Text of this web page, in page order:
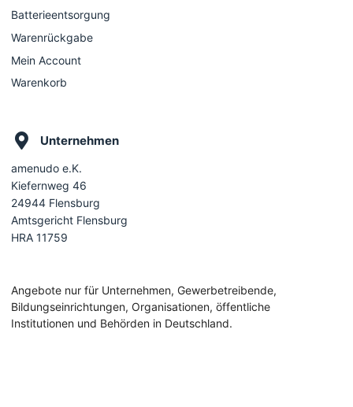
Batterieentsorgung
Warenrückgabe
Mein Account
Warenkorb
Unternehmen
amenudo e.K.
Kiefernweg 46
24944 Flensburg
Amtsgericht Flensburg
HRA 11759
Angebote nur für Unternehmen, Gewerbetreibende,
Bildungseinrichtungen, Organisationen, öffentliche
Institutionen und Behörden in Deutschland.